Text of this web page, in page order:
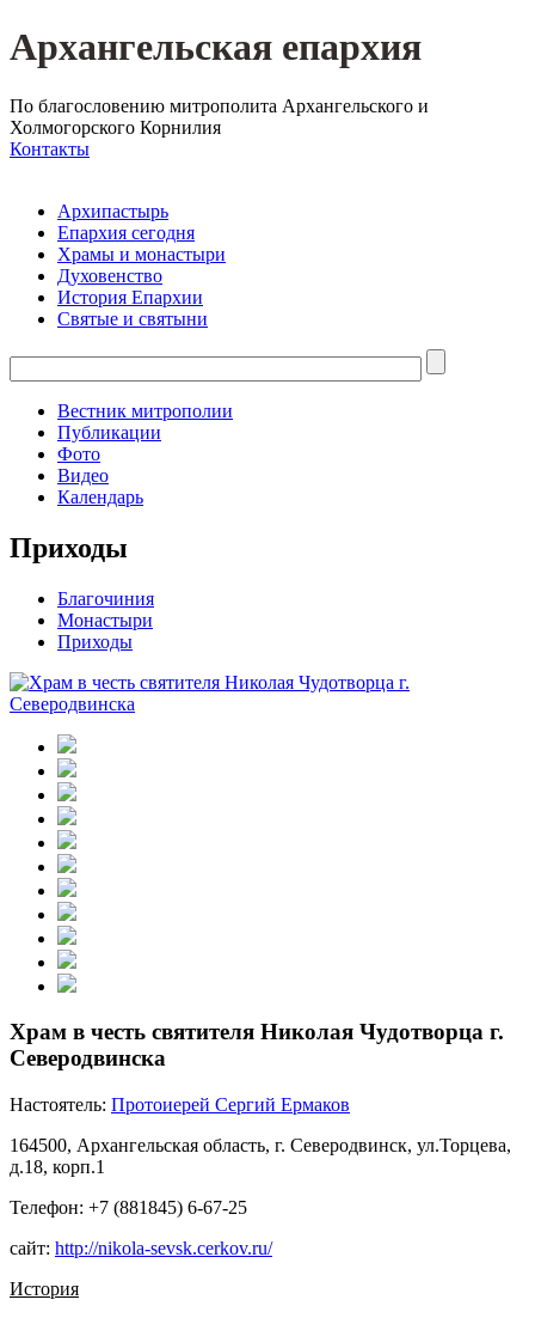
Архангельская епархия
По благословению митрополита Архангельского и
Холмогорского Корнилия
Контакты
Архипастырь
Епархия сегодня
Храмы и монастыри
Духовенство
История Епархии
Святые и святыни
Вестник митрополии
Публикации
Фото
Видео
Календарь
Приходы
Благочиния
Монастыри
Приходы
Храм в честь святителя Николая Чудотворца г.
Северодвинска
Настоятель: Протоиерей Сергий Ермаков
164500, Архангельская область, г. Северодвинск, ул.Торцева,
д.18, корп.1
Телефон: +7 (881845) 6-67-25
сайт: http://nikola-sevsk.cerkov.ru/
История